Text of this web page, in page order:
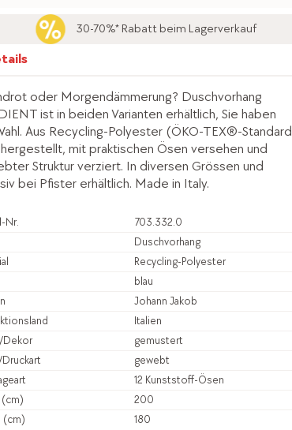
30-70%* Rabatt beim Lagerverkauf
oder Morgendämmerung? Duschvorhang
ist in beiden Varianten erhältlich, Sie haben
Aus Recycling-Polyester (ÖKO-TEX®-Standard
mit praktischen Ösen versehen und
Struktur verziert. In diversen Grössen und
bei Pfister erhältlich. Made in Italy.
Nr.
703.332.0
Duschvorhang
Recycling-Polyester
blau
Johann Jakob
Italien
Dekor
gemustert
gewebt
12 Kunststoff-Ösen
(cm)
200
(cm)
180